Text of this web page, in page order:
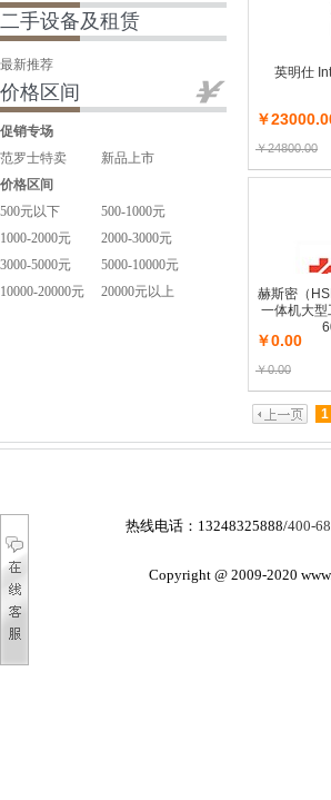
二手设备及租赁
最新推荐
价格区间
促销专场
范罗士特卖
新品上市
价格区间
500元以下
500-1000元
1000-2000元
2000-3000元
3000-5000元
5000-10000元
10000-20000元
20000元以上
英明仕
￥
￥24800.00
赫斯密（
一体机大
￥0.00
￥0.00
1
热线电话： 13248325888/400-
Copyright @ 2009-2020